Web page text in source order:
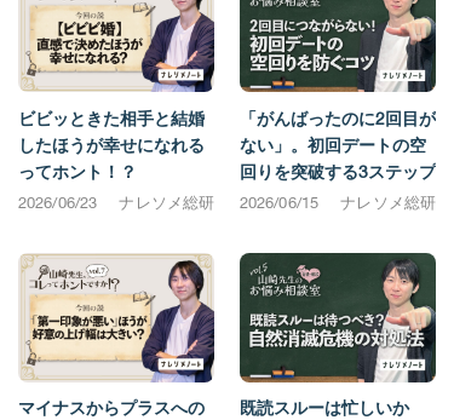
ビビッときた相手と結婚
したほうが幸せになれる
ってホント！？
2026/06/23 ナレソメ総研
「がんばったのに2回目が
ない」。初回デートの空
回りを突破する3ステップ
2026/06/15 ナレソメ総研
マイナスからプラスへの
既読スルーは忙しいか